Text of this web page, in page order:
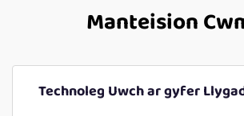
Manteision
Technoleg Uwch ar gyfer